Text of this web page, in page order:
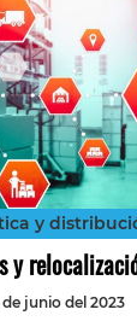
y
y
de junio del 2023